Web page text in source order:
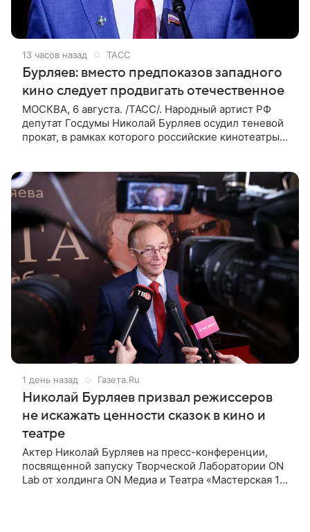
13 часов назад ТАСС
Бурляев: вместо предпоказов западного
кино следует продвигать отечественное
МОСКВА, 6 августа. /ТАСС/. Народный артист РФ
депутат Госдумы Николай Бурляев осудил теневой
прокат, в рамках которого российские кинотеатры
1 день назад Газета.Ru
Николай Бурляев призвал режиссеров
не искажать ценности сказок в кино и
театре
Актер Николай Бурляев на пресс-конференции,
посвященной запуску Творческой Лаборатории ON
Lab от холдинга ON Медиа и Театра «Мастерская 12